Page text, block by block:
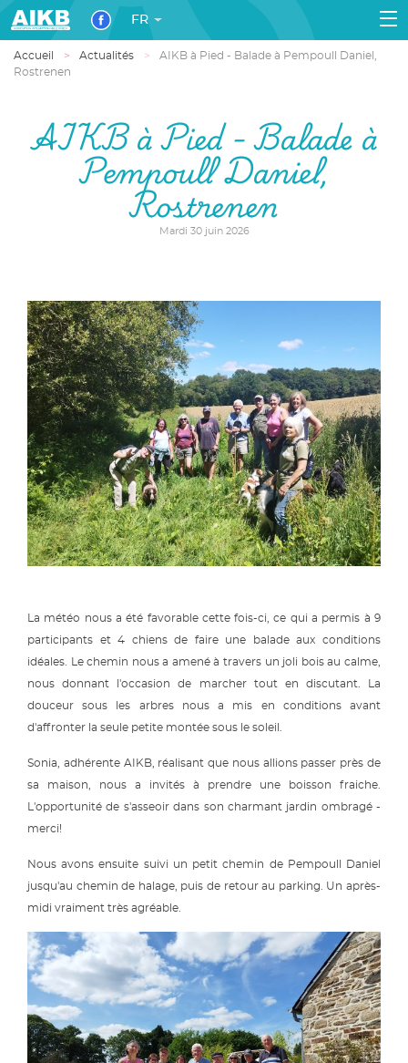
FR
Accueil Actualités
AIKB à Pied - Balade à Pempoull Daniel,
Rostrenen
AIKB à Pied - Balade à
Pempoull Daniel,
Rostrenen
Mardi 30 juin 2026
La météo nous a été favorable cette fois-ci, ce qui a permis à 9
participants et 4 chiens de faire une balade aux conditions
idéales. Le chemin nous a amené à travers un joli bois au calme,
nous donnant l'occasion de marcher tout en discutant. La
douceur sous les arbres nous a mis en conditions avant
d'affronter la seule petite montée sous le soleil.
Sonia, adhérente AIKB, réalisant que nous allions passer près de
sa maison, nous a invités à prendre une boisson fraiche.
L'opportunité de s'asseoir dans son charmant jardin ombragé -
merci!
Nous avons ensuite suivi un petit chemin de Pempoull Daniel
jusqu'au chemin de halage, puis de retour au parking. Un après-
midi vraiment très agréable.